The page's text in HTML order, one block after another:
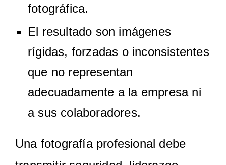
fotográfica.
El resultado son imágenes
rígidas, forzadas o inconsistentes
que no representan
adecuadamente a la empresa ni
a sus colaboradores.
Una fotografía profesional debe